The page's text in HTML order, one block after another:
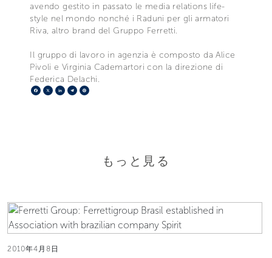
avendo gestito in passato le media relations life-
style nel mondo nonché i Raduni per gli armatori
Riva, altro brand del Gruppo Ferretti.
Il gruppo di lavoro in agenzia è composto da Alice
Pivoli e Virginia Cademartori con la direzione di
Federica Delachi.
Facebook
X LinkedIn
Telegram
もっと見る
2010年4月8日